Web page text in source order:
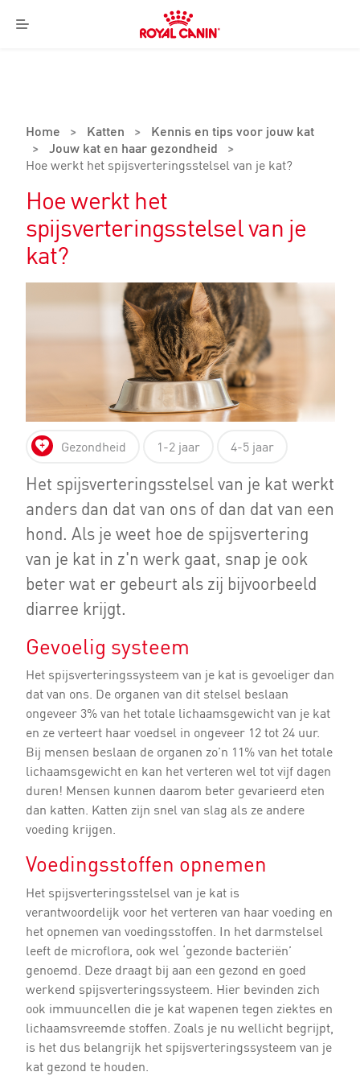
Menu
Royal
Canin
Home > Katten >
Kennis en tips voor jouw kat
> Jouw kat en haar gezondheid
>
Hoe werkt het spijsverteringsstelsel van je kat?
Hoe werkt het
spijsverteringsstelsel van je
kat?
Gezondheid 1-2 jaar 4-5 jaar
Het spijsverteringsstelsel van je kat werkt
anders dan dat van ons of dan dat van een
hond. Als je weet hoe de spijsvertering
van je kat in z'n werk gaat, snap je ook
beter wat er gebeurt als zij bijvoorbeeld
diarree krijgt.
Gevoelig systeem
Het spijsverteringssysteem van je kat is gevoeliger dan
dat van ons. De organen van dit stelsel beslaan
ongeveer 3% van het totale lichaamsgewicht van je kat
en ze verteert haar voedsel in ongeveer 12 tot 24 uur.
Bij mensen beslaan de organen zo’n 11% van het totale
lichaamsgewicht en kan het verteren wel tot vijf dagen
duren! Mensen kunnen daarom beter gevarieerd eten
dan katten. Katten zijn snel van slag als ze andere
voeding krijgen.
Voedingsstoffen opnemen
Het spijsverteringsstelsel van je kat is
verantwoordelijk voor het verteren van haar voeding en
het opnemen van voedingsstoffen. In het darmstelsel
leeft de microflora, ook wel ‘gezonde bacteriën’
genoemd. Deze draagt bij aan een gezond en goed
werkend spijsverteringssysteem. Hier bevinden zich
ook immuuncellen die je kat wapenen tegen ziektes en
lichaamsvreemde stoffen. Zoals je nu wellicht begrijpt,
is het dus belangrijk het spijsverteringssysteem van je
kat gezond te houden.